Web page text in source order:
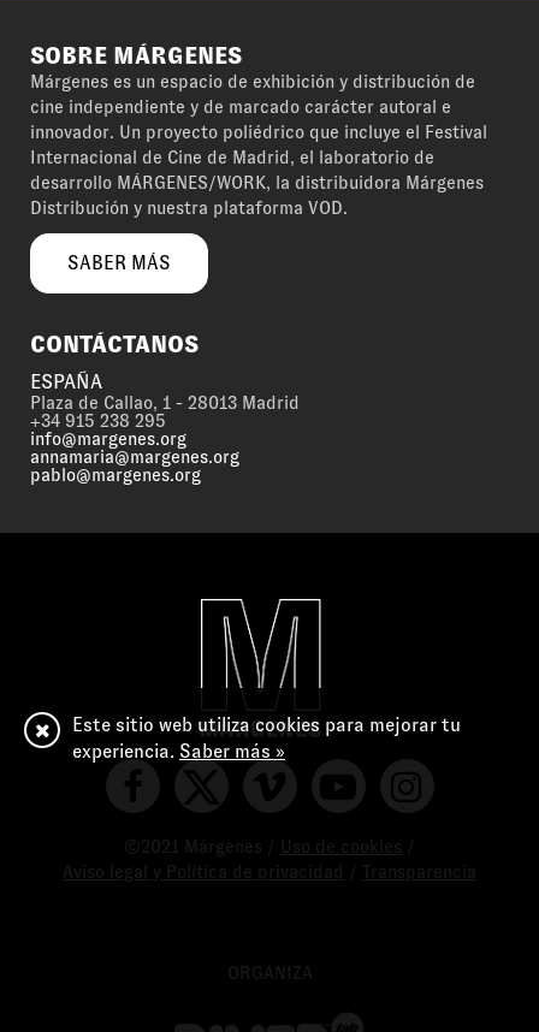
SOBRE MÁRGENES
Márgenes es un espacio de exhibición y distribución de
cine independiente y de marcado carácter autoral e
innovador. Un proyecto poliédrico que incluye el Festival
Internacional de Cine de Madrid, el laboratorio de
desarrollo MÁRGENES/WORK, la distribuidora Márgenes
Distribución y nuestra plataforma VOD.
SABER MÁS
CONTÁCTANOS
ESPAÑA
Plaza de Callao, 1 - 28013 Madrid
+34 915 238 295
info@margenes.org
annamaria@margenes.org
pablo@margenes.org
©2021 Márgenes / Uso de cookies
Aviso legal y Política de privacidad
Transparencia
ORGANIZA
Este sitio web utiliza cookies para mejorar tu
experiencia. Saber más »